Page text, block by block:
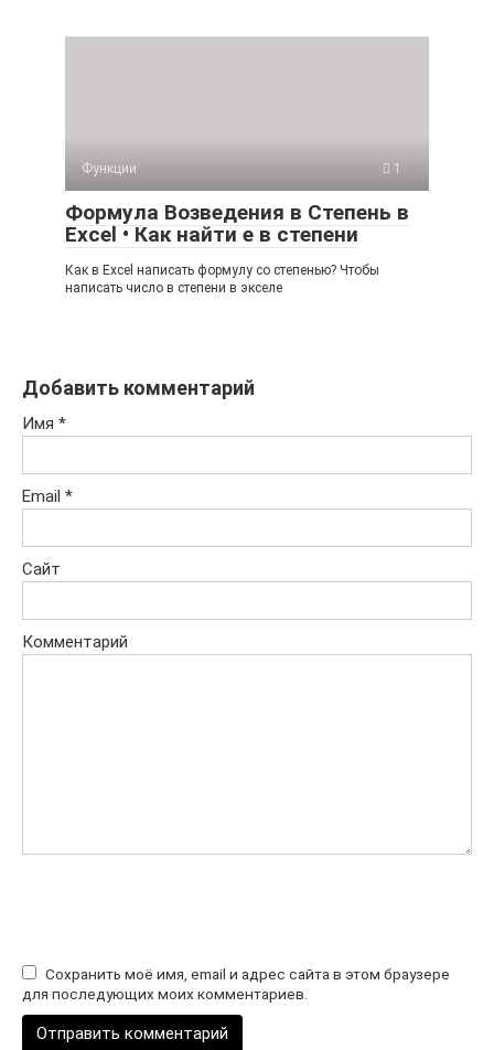
Функции 1
Формула Возведения в Степень в
Excel • Как найти е в степени
Как в Excel написать формулу со степенью? Чтобы
написать число в степени в экселе
Добавить комментарий
Имя *
Email *
Сайт
Комментарий
Сохранить моё имя, email и адрес сайта в этом браузере
для последующих моих комментариев.